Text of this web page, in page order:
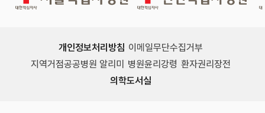
개인정보처리방침 이메일무단수집거부
지역거점공공병원 알리미 병원윤리강령 환자권리장전
의학도서실